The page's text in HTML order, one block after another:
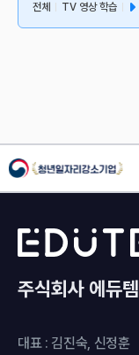
전체 TV 영상 학습
주식회사 에듀템
대표 : 김진숙, 신정훈